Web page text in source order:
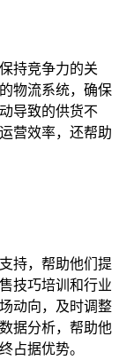
持竞争力的关
物流系统，确保
导致的供货不
营效率，还帮助
持，帮助他们提
技巧培训和行业
动向，及时调整
据分析，帮助他
占据优势。